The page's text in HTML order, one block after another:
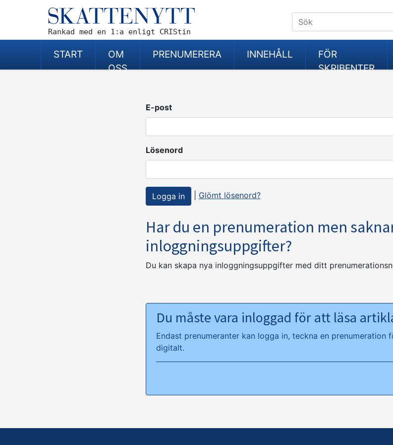
Rankad med en 1:a enligt CRIStin
START
OM
OSS
PRENUMERERA INNEHÅLL
FÖR
SKRIBENTER
E-post
Lösenord
Glömt lösenord?
Har du en prenumeration men
inloggningsuppgifter?
Du kan skapa nya inloggningsuppgifter med ditt
Du måste vara inloggad för att läsa
Endast prenumeranter kan logga in, teckna en
digitalt.